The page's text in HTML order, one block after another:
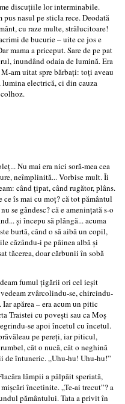
discuţiile lor interminabile.
pus nasul pe sticla rece. Deodată
cu raze multe, strălucitoare!
de bucurie – uite ce jos e
mama a priceput. Sare de pe pat
inundând odaia de lumină. Era
am uitat spre bărbaţi: toţi aveau
electrică, ci din cauza
Nu mai era nici soră-mea cea
neîmplinită... Vorbise mult. Îi
când ţipat, când rugător, plâns.
ce îs mai cu moţ? că tot pământul
se gândesc? că e ameninţată s-o
şi începu să plângă... acuma
burtă, când o să aibă un copil,
căzându-i pe pâinea albă şi
tăcerea, doar cărbunii în sobă
fumul ţigării ori cel ieşit
zvârcolindu‑se, chircindu-
apărea – era acum un pitic
Traistei cu poveşti sau ca Moş
se apoi încetul cu încetul.
pe pereţi, iar piticul,
cât o nucă, cât o neghină
de întuneric. „Uhu-hu! Uhu-hu!”
lămpii a pâlpâit speriată,
încetinite. „Te‑ai trecut”? a
pământului. Tata a privit în